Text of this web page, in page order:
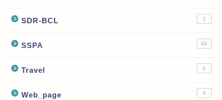
SDR-BCL 2
SSPA 64
Travel 6
Web_page 4